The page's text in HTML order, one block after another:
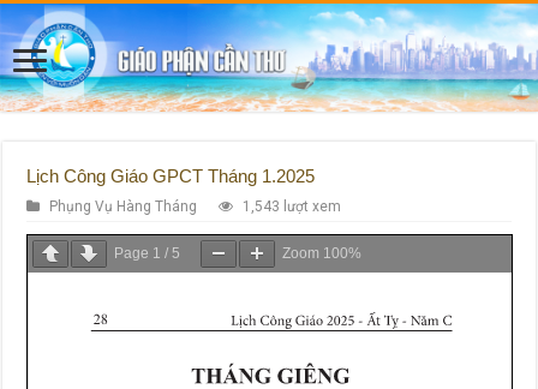
Lịch Công Giáo GPCT Tháng 1.2025
Phụng Vụ Hàng Tháng 1,543 lượt xem
Page 1 /5 Zoom 100%